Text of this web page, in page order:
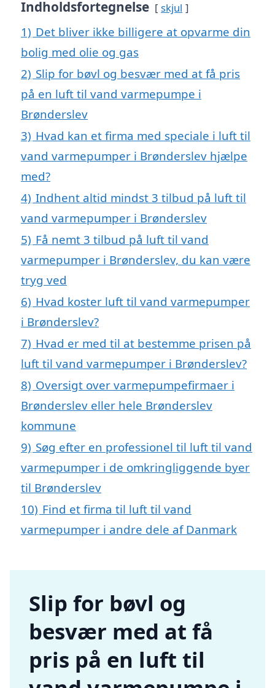
Indholdsfortegnelse skjul
1) Det bliver ikke billigere at opvarme din
bolig med olie og gas
2) Slip for bøvl og besvær med at få pris
på en luft til vand varmepumpe i
Brønderslev
3) Hvad kan et firma med speciale i luft til
vand varmepumper i Brønderslev hjælpe
med?
4) Indhent altid mindst 3 tilbud på luft til
vand varmepumper i Brønderslev
5) Få nemt 3 tilbud på luft til vand
varmepumper i Brønderslev, du kan være
tryg ved
6) Hvad koster luft til vand varmepumper
i Brønderslev?
7) Hvad er med til at bestemme prisen på
luft til vand varmepumper i Brønderslev?
8) Oversigt over varmepumpefirmaer i
Brønderslev eller hele Brønderslev
kommune
9) Søg efter en professionel til luft til vand
varmepumper i de omkringliggende byer
til Brønderslev
10) Find et firma til luft til vand
varmepumper i andre dele af Danmark
Slip for bøvl og
besvær med at få
pris på en luft til